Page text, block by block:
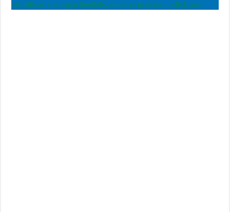
científicas y compartiendolo, muchas gracias… click aca